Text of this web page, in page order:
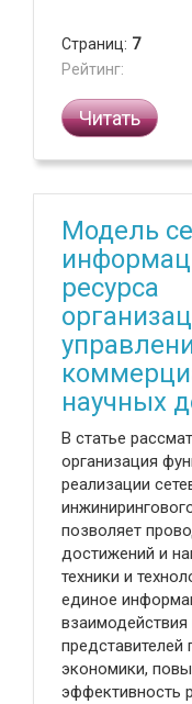
Страниц: 7
Рейтинг:
Читать
Модель
ресурса
научных
В статье
организация
реализации
позволяет
достижений и
техники и
единое
экономики,
эффективность